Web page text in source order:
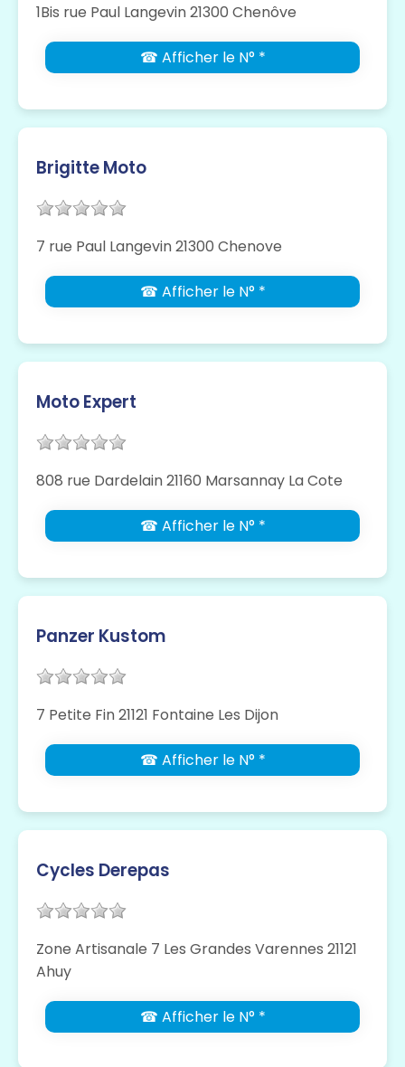
1Bis rue Paul Langevin 21300 Chenôve
☎ Afficher le N° *
Brigitte Moto
7 rue Paul Langevin 21300 Chenove
☎ Afficher le N° *
Moto Expert
808 rue Dardelain 21160 Marsannay La Cote
☎ Afficher le N° *
Panzer Kustom
7 Petite Fin 21121 Fontaine Les Dijon
☎ Afficher le N° *
Cycles Derepas
Zone Artisanale 7 Les Grandes Varennes 21121
Ahuy
☎ Afficher le N° *